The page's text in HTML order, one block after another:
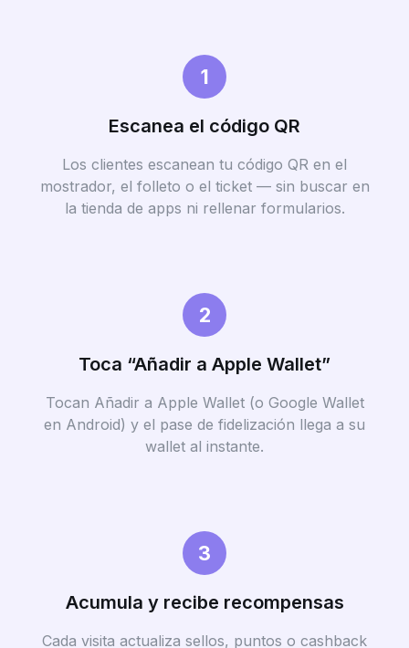
1
Escanea el código QR
Los clientes escanean tu código QR en el
mostrador, el folleto o el ticket — sin buscar en
la tienda de apps ni rellenar formularios.
2
Toca “Añadir a Apple Wallet”
Tocan Añadir a Apple Wallet (o Google Wallet
en Android) y el pase de fidelización llega a su
wallet al instante.
3
Acumula y recibe recompensas
Cada visita actualiza sellos, puntos o cashback